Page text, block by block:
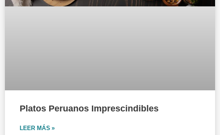
Platos Peruanos Imprescindibles
LEER MÁS »